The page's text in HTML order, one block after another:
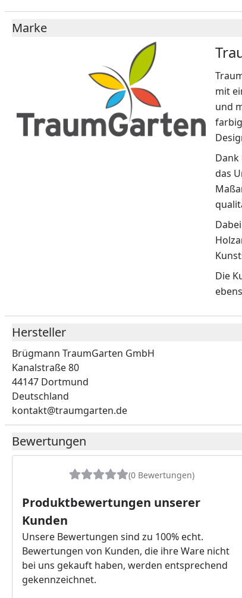
Marke
mit
und
das
Die
Hersteller
Brügmann TraumGarten GmbH
Kanalstraße 80
44147 Dortmund
Deutschland
kontakt@traumgarten.de
Bewertungen
(0 Bewertungen)
Produktbewertungen unserer
Kunden
Unsere Bewertungen sind zu 100% echt.
Bewertungen von Kunden, die ihre Ware nicht
bei uns gekauft haben, werden entsprechend
gekennzeichnet.